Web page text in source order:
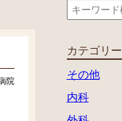
院
カテゴリー
その他
内科